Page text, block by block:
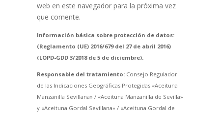
web en este navegador para la próxima vez
que comente.
Información básica sobre protección de datos:
(Reglamento (UE) 2016/679 del 27 de abril 2016)
(LOPD-GDD 3/2018 de 5 de diciembre).
Responsable del tratamiento:Consejo Regulador
de las Indicaciones Geográficas Protegidas «Aceituna
Manzanilla Sevillana» / «Aceituna Manzanilla de Sevilla»
y «Aceituna Gordal Sevillana» / «Aceituna Gordal de